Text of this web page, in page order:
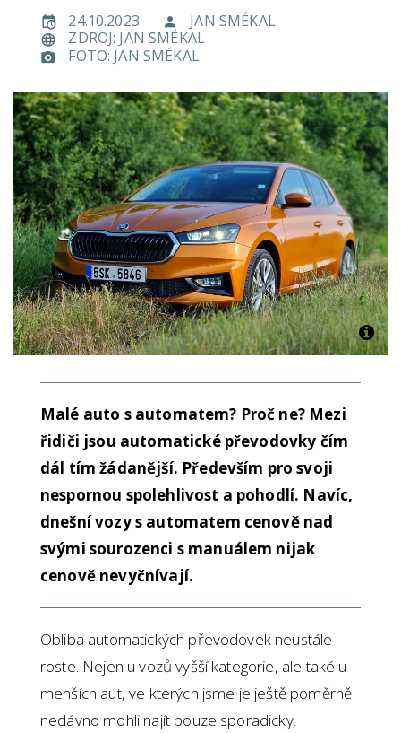
24.10.2023
JAN SMÉKAL
ZDROJ: JAN SMÉKAL
FOTO: JAN SMÉKAL
Malé auto s automatem? Proč ne? Mezi
řidiči jsou automatické převodovky čím
dál tím žádanější. Především pro svoji
nespornou spolehlivost a pohodlí. Navíc,
dnešní vozy s automatem cenově nad
svými sourozenci s manuálem nijak
cenově nevyčnívají.
Obliba automatických převodovek neustále
roste. Nejen u vozů vyšší kategorie, ale také u
menších aut, ve kterých jsme je ještě poměrně
nedávno mohli najít pouze sporadicky.